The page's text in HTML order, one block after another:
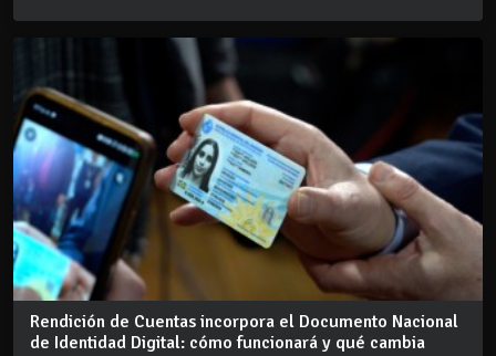
Rendición de Cuentas incorpora el Documento Nacional
de Identidad Digital: cómo funcionará y qué cambia